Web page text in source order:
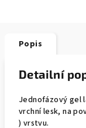
Popis
Detailní
Jednofázový gel
vrchní lesk, na
) vrstvu.